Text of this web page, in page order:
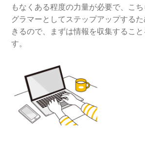
もなくある程度の力量が必要で、こ
グラマーとしてステップアップする
きるので、まずは情報を収集するこ
す。